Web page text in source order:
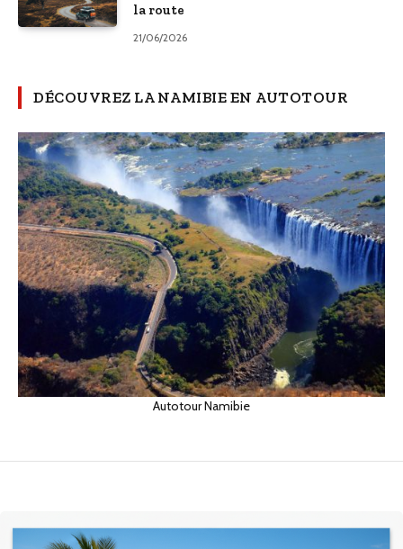
la route
21/06/2026
DÉCOUVREZ LA NAMIBIE EN AUTOTOUR
Autotour Namibie